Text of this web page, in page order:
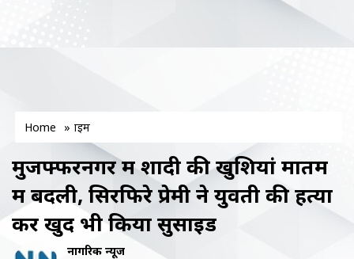
Home » क्राइम
मुजफ्फरनगर में शादी की खुशियां मातम
में बदली, सिरफिरे प्रेमी ने युवती की हत्या
कर खुद भी किया सुसाइड
नागरिक न्यूज